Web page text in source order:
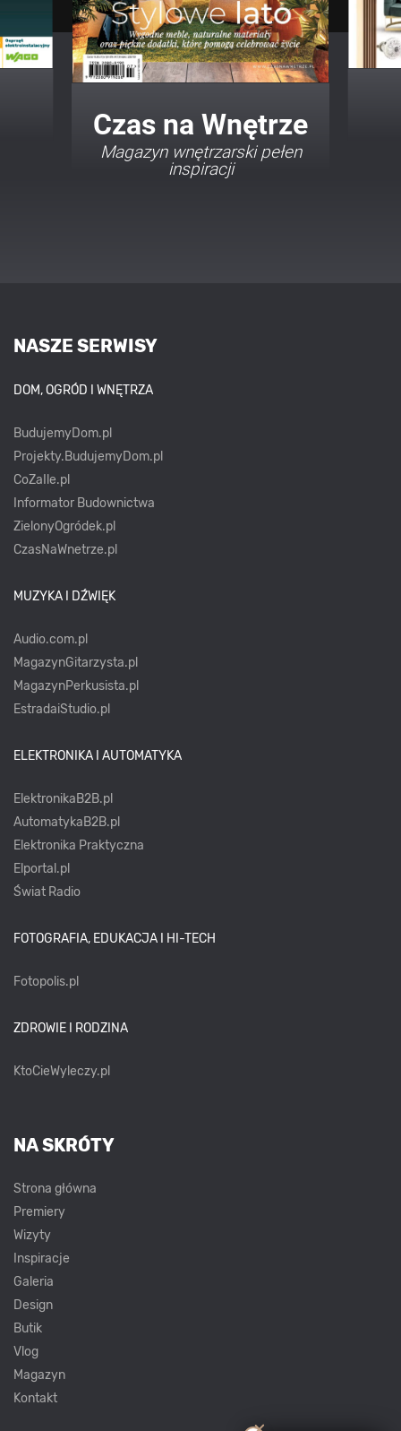
Twój Dom Twój Styl
Porady i inspiracje w
najmodniejszych stylach
NASZE SERWISY
DOM, OGRÓD I WNĘTRZA
BudujemyDom.pl
Projekty.BudujemyDom.pl
CoZaIle.pl
Informator Budownictwa
ZielonyOgródek.pl
CzasNaWnetrze.pl
MUZYKA I DŹWIĘK
Audio.com.pl
MagazynGitarzysta.pl
MagazynPerkusista.pl
EstradaiStudio.pl
ELEKTRONIKA I AUTOMATYKA
ElektronikaB2B.pl
AutomatykaB2B.pl
Elektronika Praktyczna
Elportal.pl
Świat Radio
FOTOGRAFIA, EDUKACJA I HI-TECH
Fotopolis.pl
ZDROWIE I RODZINA
KtoCieWyleczy.pl
NA SKRÓTY
Strona główna
Premiery
Wizyty
Inspiracje
Galeria
Design
Butik
Vlog
Magazyn
Kontakt